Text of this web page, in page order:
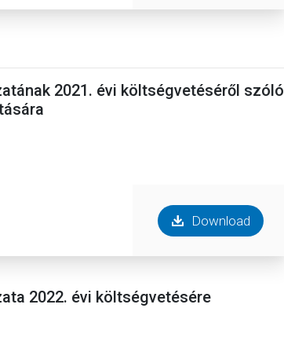
2021. évi költségvetéséről szóló
Download
2022. évi költségvetésére